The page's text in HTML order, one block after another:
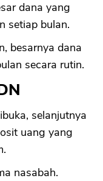
dana yang
setiap bulan.
besarnya dana
secara rutin.
selanjutnya
uang yang
nasabah.